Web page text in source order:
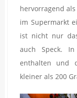
hervorragend
im Supermarkt
ist nicht nur
auch Speck. In
enthalten und
kleiner als 200